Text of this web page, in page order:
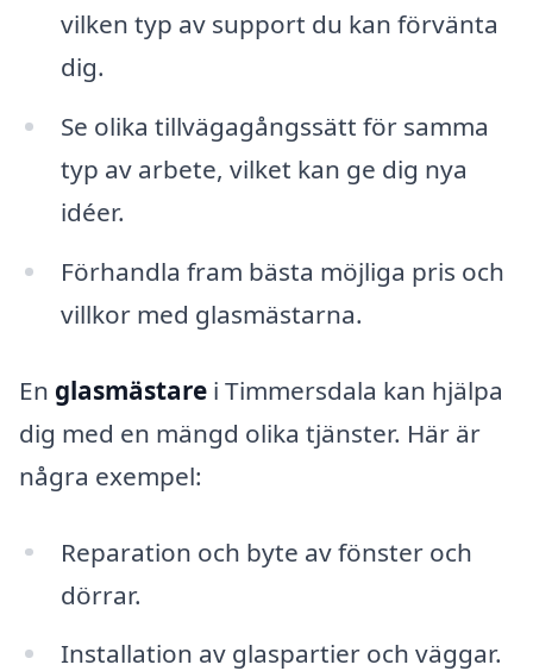
vilken typ av support du kan förvänta
dig.
Se olika tillvägagångssätt för samma
typ av arbete, vilket kan ge dig nya
idéer.
Förhandla fram bästa möjliga pris och
villkor med glasmästarna.
En glasmästare i Timmersdala kan hjälpa
dig med en mängd olika tjänster. Här är
några exempel:
Reparation och byte av fönster och
dörrar.
Installation av glaspartier och väggar.